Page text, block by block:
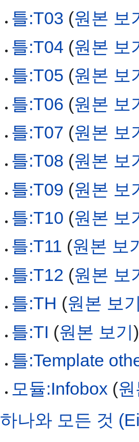
틀:T03 (원본 보
틀:T04 (원본 보
틀:T05 (원본 보
틀:T06 (원본 보
틀:T07 (원본 보
틀:T08 (원본 보
틀:T09 (원본 보
틀:T10 (원본 보
틀:T11 (원본 보
틀:T12 (원본 보
틀:TH (원본 보
틀:TI (원본 보기
틀:Template
모듈:Infobox (
하나와 모든 것